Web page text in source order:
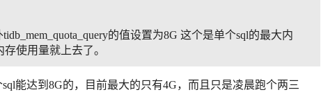
的值设置为8G 这个是单个sql的最大内
使用量就上去了。
能达到8G的，目前最大的只有4G，而且只是凌晨跑个两三